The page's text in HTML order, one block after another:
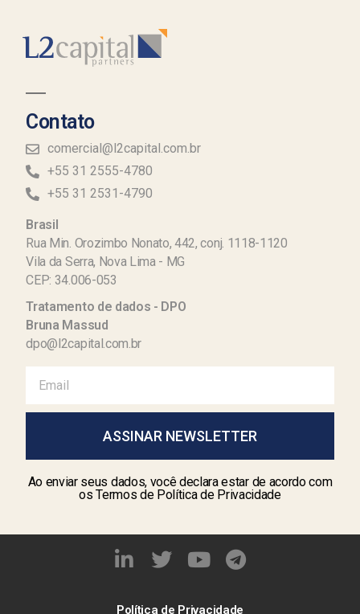
Contato
comercial@l2capital.com.br
+55 31 2555-4780
+55 31 2531-4790
Brasil
Rua Min. Orozimbo Nonato, 442, conj. 1118-1120
Vila da Serra, Nova Lima - MG
CEP: 34.006-053
Tratamento de dados - DPO
Bruna Massud
dpo@l2capital.com.br
ASSINAR NEWSLETTER
Ao enviar seus dados, você declara estar de acordo com
os Termos de Política de Privacidade
Política de Privacidade